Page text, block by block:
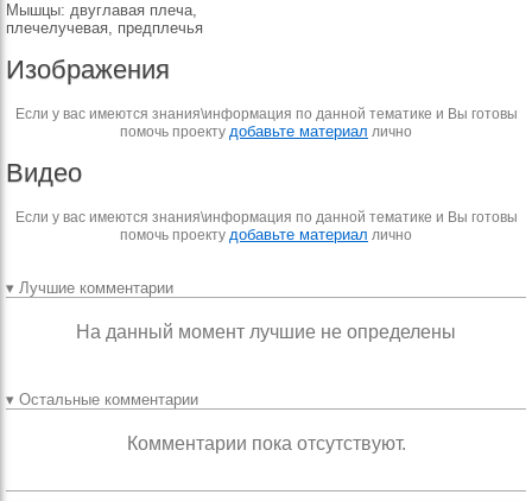
Мышцы: двуглавая плеча,
плечелучевая, предплечья
Изображения
Если у вас имеются знания\информация по данной тематике и Вы готовы
помочь проекту добавьте материал лично
Видео
Если у вас имеются знания\информация по данной тематике и Вы готовы
помочь проекту добавьте материал лично
▾ Лучшие комментарии
На данный момент лучшие не определены
▾ Остальные комментарии
Комментарии пока отсутствуют.